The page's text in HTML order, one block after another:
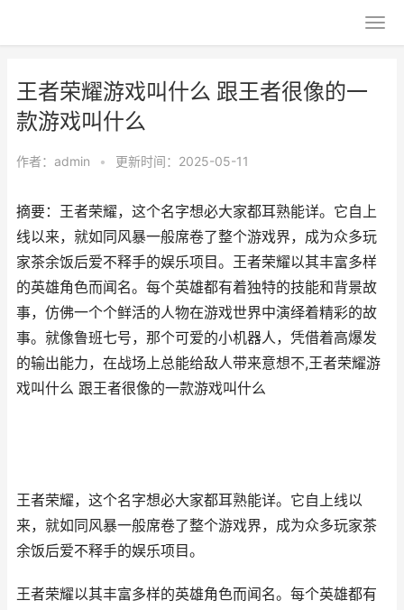
王者荣耀游戏叫什么 跟王者很像的一
款游戏叫什么
作者： admin • 更新时间：2025-05-11
摘要：王者荣耀，这个名字想必大家都耳熟能详。它自上
线以来，就如同风暴一般席卷了整个游戏界，成为众多玩
家茶余饭后爱不释手的娱乐项目。王者荣耀以其丰富多样
的英雄角色而闻名。每个英雄都有着独特的技能和背景故
事，仿佛一个个鲜活的人物在游戏世界中演绎着精彩的故
事。就像鲁班七号，那个可爱的小机器人，凭借着高爆发
的输出能力，在战场上总能给敌人带来意想不,王者荣耀游
戏叫什么 跟王者很像的一款游戏叫什么
王者荣耀，这个名字想必大家都耳熟能详。它自上线以
来，就如同风暴一般席卷了整个游戏界，成为众多玩家茶
余饭后爱不释手的娱乐项目。
王者荣耀以其丰富多样的英雄角色而闻名。每个英雄都有